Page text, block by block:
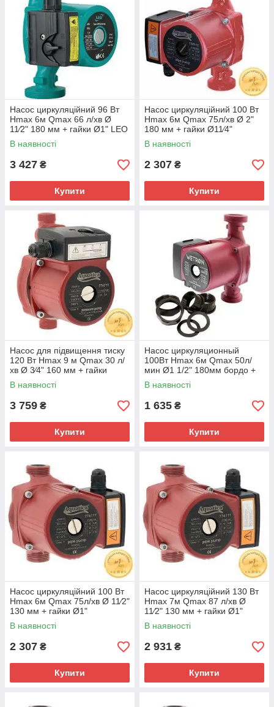
Насос циркуляційний 96 Вт
Hmax 6м Qmax 66 л/хв Ø
11⁄2" 180 мм + гайки Ø1" LEO
3.0 LRP25-60/180 (774432)
В наявності
3 427 ₴
Купити
Насос циркуляційний 100 Вт
Hmax 6м Qmax 75л/хв Ø 2"
180 мм + гайки Ø11⁄4"
AQUATICA (774134)
В наявності
2 307 ₴
Купити
Насос для підвищення тиску
120 Вт Hmax 9 м Qmax 30 л/
хв Ø 3⁄4" 160 мм + гайки
Ø1⁄2" AQUATICA (774711)
В наявності
3 759 ₴
Купити
Насос циркуляционный
100Вт Hmax 6м Qmax 50л/
мин Ø1 1/2" 180мм бордо +
гайки Ø1" WETRON LР525–
6/180В (774232)
В наявності
1 635 ₴
Купити
Насос циркуляційний 100 Вт
Hmax 6м Qmax 75л/хв Ø 11⁄2"
130 мм + гайки Ø1"
AQUATICA (774133)
В наявності
2 307 ₴
Купити
Насос циркуляційний 130 Вт
Hmax 7м Qmax 87 л/хв Ø
11⁄2" 130 мм + гайки Ø1"
AQUATICA (774139)
В наявності
2 931 ₴
Купити